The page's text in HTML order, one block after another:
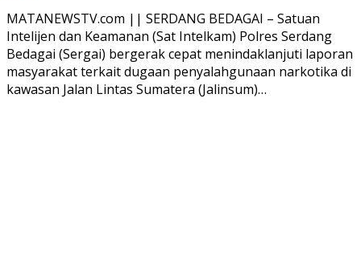
Share
MATANEWSTV.com || SERDANG BEDAGAI – Satuan
Intelijen dan Keamanan (Sat Intelkam) Polres Serdang
Bedagai (Sergai) bergerak cepat menindaklanjuti laporan
masyarakat terkait dugaan penyalahgunaan narkotika di
kawasan Jalan Lintas Sumatera (Jalinsum)…